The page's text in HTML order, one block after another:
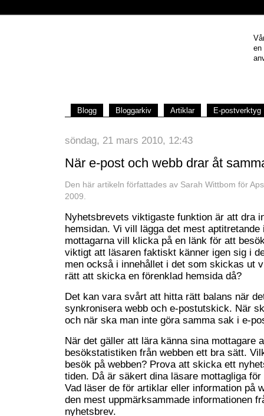
en
Blogg Bloggarkiv Artiklar E-postverktyg
söndag, 21 mars 2010, 12:43
När e-post och webb drar åt
Den här artikeln författades av Sarah Wittbom för
2009.
Nyhetsbrevets viktigaste funktion är att dra
hemsidan. Vi vill lägga det mest
mottagarna vill klicka på en länk för att
viktigt att läsaren faktiskt känner igen sig i
men också i innehållet i det som skickas ut
rätt att skicka en förenklad hemsida då?
Det kan vara svårt att hitta rätt balans när
synkronisera webb och e-postutskick. När
och när ska man inte göra samma sak i e-
När det gäller att lära känna sina mottagare
besökstatistiken från webben ett bra sätt.
besök på webben? Prova att skicka ett
tiden. Då är säkert dina läsare mottagliga
Vad läser de för artiklar eller information på
den mest uppmärksammade informationen
nyhetsbrev.